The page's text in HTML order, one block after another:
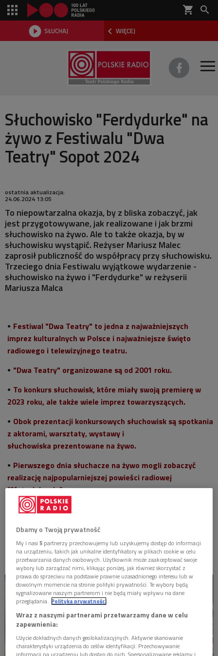
shopping_cart 
 SŁUCHAJ  WIĘCEJ

REPERTUAR
SŁUCHOWISKA
DWA TEATRY 2026
MISTRZOWIE
MATYSIAKOWIE
W JEZIORANACH
Słuchowisko "Ferdydurke" na
żywo z Festiwalu "Dwa
Teatry" Sopot 2024
ostatnia aktualizacja:
24.06.2024 13:05
To niepowtarzalna okazja, by z bliska zobaczyć, jak
jest przygotowywane, jak realizowane i jak brzmi
słuchowisko na żywo. Ale to także okazja, by w
słuchowisku wystąpić. Reżyser Mariusz Malec
zaprosił publiczność do współpracy przy słuchowisku.
Trzeciego dnia Festiwalu wyjątkowe wydarzenie -
słuchowisko na żywo i "Ferdydurke" w reżyserii
Mariusza Malca
Festiwal "Dwa Teatry" to jedna z najważniejszych
imprez kulturalnych w Polsce i najważniejsze święto
radiowego i telewizyjnego teatru.
"Dwa Teatry" organizowane są od 2001 roku.
To konkurs słuchowisk, które miały swoją premierę w
2023 roku, ale także wiele imprez towarzyszących.
Obok prezentacji konkursowych słuchowisk są spotkania
z aktorami, warsztaty, wystawy i
słuchowiska prezentowane na żywo.
Pierwszego dnia słuchacze na żywo mogli zobaczyć
realizację najpopularniejszej powieści radiowej
"Matysiakowie".
Dziś publiczność miała okazję być przy
Reżyser słuchowiska do współpracy przy realizacji "Ferdydurke"
zaprosił publiczność zgromadzoną w sopockim Teatrze Atelier
Dbamy o Twoją prywatność
My i nasi 5 partnerzy przechowujemy lub uzyskujemy dostęp do informacji
na urządzeniu, takich jak unikalne identyfikatory w plikach cookie w celu
przetwarzania danych osobowych. Użytkownik może zaakceptować swoje
wybory lub zarządzać nimi, klikając poniżej, jak również skorzystać z
prawa do sprzeciwu na podstawie prawnie uzasadnionego interesu lub w
dowolnym momencie na stronie polityki prywatności. Te wybory będą
sygnalizowane naszym partnerom i nie będą miały wpływu na dane
przeglądania.
Polityka prywatności
Wraz z naszymi partnerami przetwarzamy dane w celu
zapewnienia:
Użycie dokładnych danych geolokalizacyjnych. Aktywne skanowanie
charakterystyki urządzenia do celów identyfikacji. Przechowywanie
informacji na urządzeniu lub dostęp do nich. Spersonalizowane reklamy i